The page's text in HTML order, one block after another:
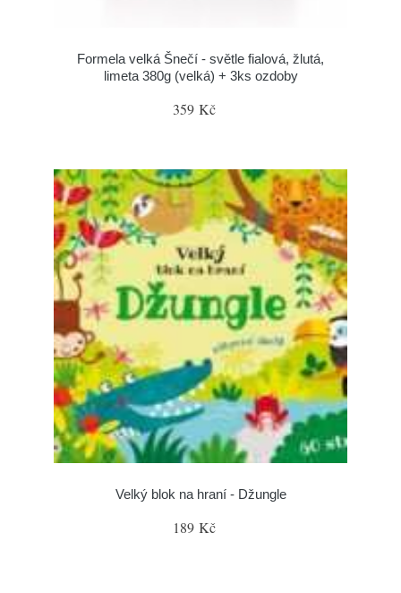
Formela velká Šnečí - světle fialová, žlutá,
limeta 380g (velká) + 3ks ozdoby
359 Kč
Velký blok na hraní - Džungle
189 Kč